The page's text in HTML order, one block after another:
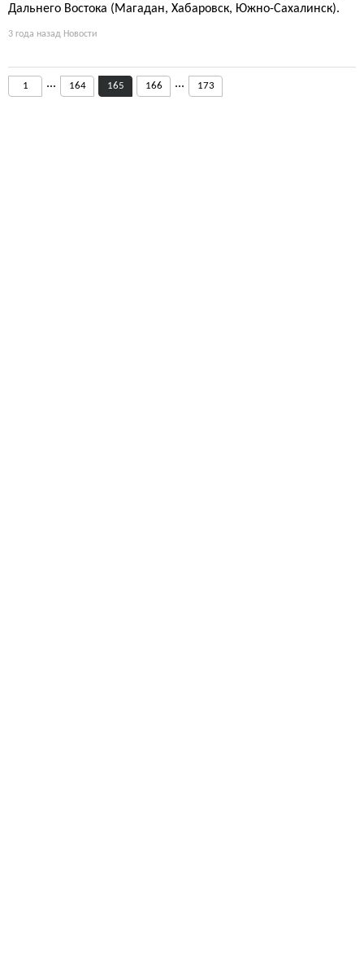
Дальнего Востока (Магадан, Хабаровск, Южно-Сахалинск).
3 года назад Новости
1 ... 164 165 166 ... 173